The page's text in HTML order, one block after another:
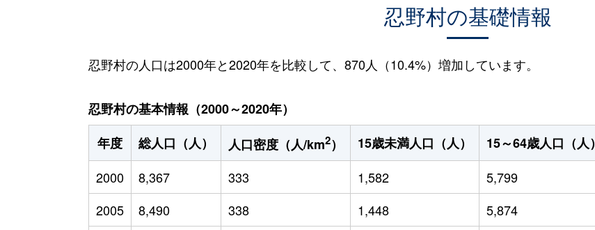
忍野村の基礎情報
忍野村の人口は2000年と2020年を比較して、870人（10.4%）増加しています。
忍野村の基本情報（2000～2020年）
年度
総人口（人） 人口密度（人/km2） 15歳未満人口（人） 15～64歳人口（人）
2000
8,367 333 1,582 5,799
2005
8,490 338 1,448 5,874